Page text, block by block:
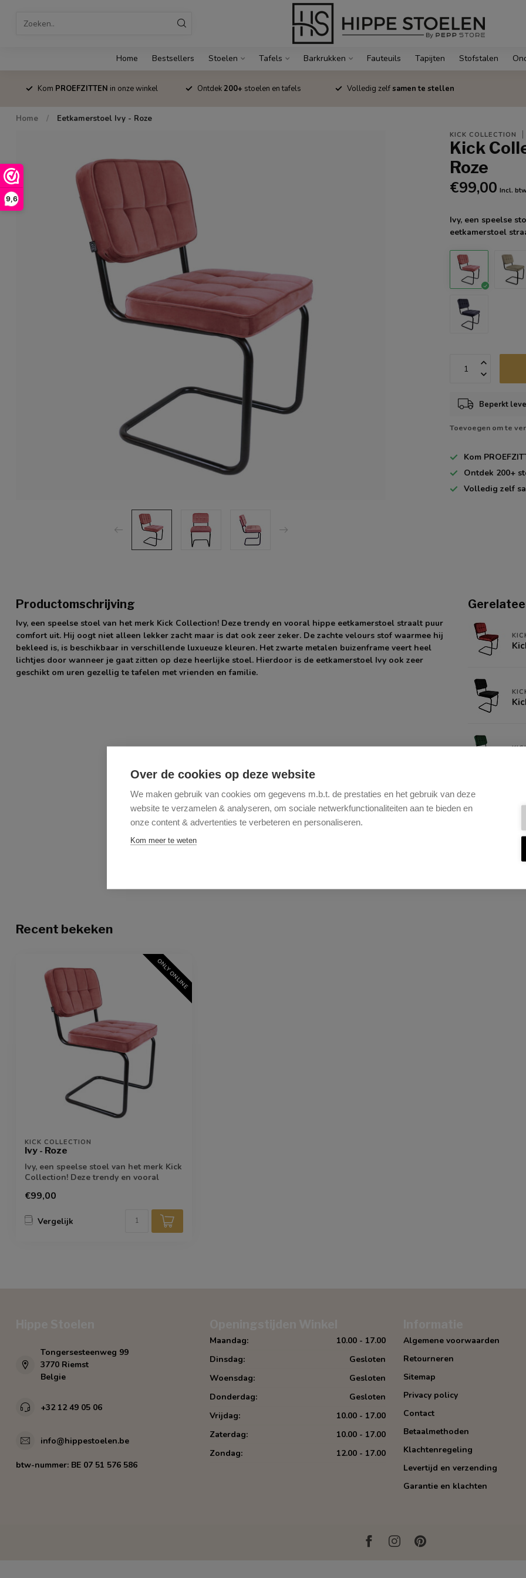
9,6
Over de cookies op deze website
We maken gebruik van cookies om gegevens m.b.t. de prestaties en het gebruik van deze
website te verzamelen & analyseren, om sociale netwerkfunctionaliteiten aan te bieden en
onze content & advertenties te verbeteren en personaliseren.
Kom meer te weten
Home Bestsellers Stoelen Tafels Barkrukken Fauteuils Tapijten Stofstalen
Kom PROEFZITTEN in onze winkel Ontdek200+ stoelen en tafels Volledig zelfsamen te stellen
Home / Eetkamerstoel Ivy - Roze
KICK COLLECTION
Kick
Roze
€99,00 Incl. btw
Ivy, een speelse
eetkamerstoel
Beperkt
Toevoegen om te
Kom
Ontdek 200+
Volledig zelf
Productomschrijving
Ivy, een speelse stoel van het merk Kick Collection! Deze trendy en vooral hippe eetkamerstoel straalt puur
comfort uit. Hij oogt niet alleen lekker zacht maar is dat ook zeer zeker. De zachte velours stof waarmee hij
bekleed is, is beschikbaar in verschillende luxueuze kleuren. Het zwarte metalen buizenframe veert heel
lichtjes door wanneer je gaat zitten op deze heerlijke stoel. Hierdoor is de eetkamerstoel Ivy ook zeer
geschikt om uren gezellig te tafelen met vrienden en familie.
Recent bekeken
ONLY ONLINE
KICK COLLECTION
Ivy - Roze
Ivy, een speelse stoel van het merk Kick
Collection! Deze trendy en vooral
€99,00
Vergelijk
Tongersesteenweg 99
3770 Riemst
Belgie
+32 12 49 05 06
info@hippestoelen.be
btw-nummer: BE 07 51 576 586
Maandag:
10.00 - 17.00
Dinsdag:
Gesloten
Woensdag:
Gesloten
Donderdag:
Gesloten
Vrijdag:
10.00 - 17.00
Zaterdag:
10.00 - 17.00
Zondag:
12.00 - 17.00
Algemene voorwaarden
Retourneren
Sitemap
Privacy policy
Contact
Betaalmethoden
Klachtenregeling
Levertijd en verzending
Garantie en klachten